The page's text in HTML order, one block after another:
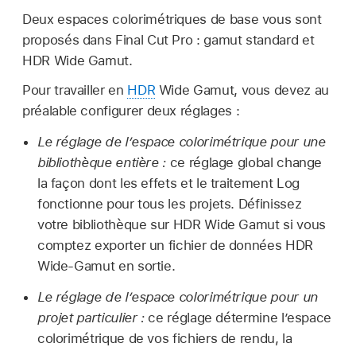
Deux espaces colorimétriques de base vous sont
proposés dans Final Cut Pro : gamut standard et
HDR Wide Gamut.
Pour travailler en HDR Wide Gamut, vous devez au
préalable configurer deux réglages :
Le réglage de l’espace colorimétrique pour une
bibliothèque entière : ce réglage global change
la façon dont les effets et le traitement Log
fonctionne pour tous les projets. Définissez
votre bibliothèque sur HDR Wide Gamut si vous
comptez exporter un fichier de données HDR
Wide-Gamut en sortie.
Le réglage de l’espace colorimétrique pour un
projet particulier :ce réglage détermine l’espace
colorimétrique de vos fichiers de rendu, la